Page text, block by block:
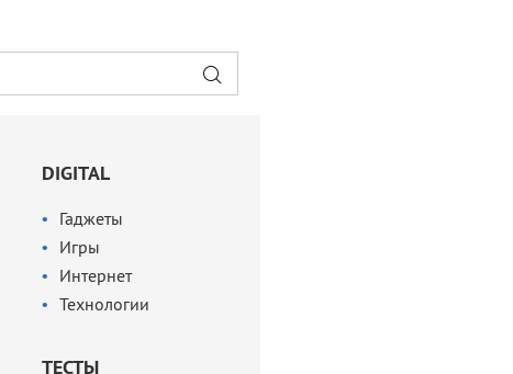
DIGITAL
Гаджеты
Игры
Интернет
Технологии
ТЕСТЫ